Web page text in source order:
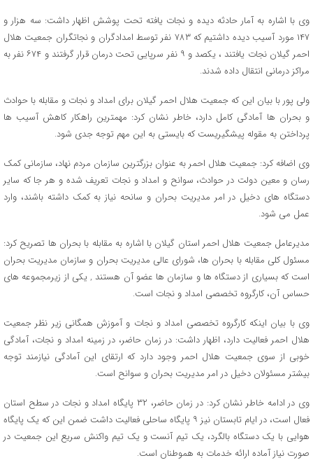
وی با اشاره به آمار حادثه دیده و نجات یافته تحت پوشش اظهار داشت: سه هزار و
۱۴۷ مورد آسیب دیده داشتیم که ۷۸۳ نفر توسط امدادگران و نجاتگران جمعیت هلال
احمر گیلان نجات یافتند ، یکصد و ۹ نفر سرپایی تحت درمان قرار گرفتند و ۶۷۴ نفر به
مراکز درمانی انتقال داده شدند.
ولی پور با بیان این که جمعیت هلال احمر گیلان برای امداد و نجات و مقابله با حوادث
و بحران ها آمادگی کامل دارد، خاطر نشان کرد: مهمترین راهکار کاهش آسیب ها
پرداختن به مقوله پیشگیریست که بایستی به این مهم توجه جدی شود.
وی اضافه کرد: جمعیت هلال احمر به عنوان بزرگترین سازمان مردم نهاد، سازمانی کمک
رسان و معین دولت در حوادث، سوانح و امداد و نجات تعریف شده و هر جا که سایر
دستگاه های دخیل در امر مدیریت بحران و سانحه نیاز به کمک داشته باشند، وارد
عمل می شود.
مدیرعامل جمعیت هلال احمر استان گیلان با اشاره به مقابله با بحران ها تصریح کرد:
مسئول کلی مقابله با بحران ها، شورای عالی مدیریت بحران و سازمان مدیریت بحران
است که بسیاری از دستگاه ها و سازمان ها عضو آن هستند , یکی از زیرمجموعه های
حساس آن، کارگروه‌ تخصصی امداد و نجات است.
وی با بیان اینکه کارگروه تخصصی امداد و نجات و آموزش همگانی زیر نظر جمعیت
هلال احمر فعالیت دارد، اظهار داشت: در زمان حاضر، در زمینه امداد و نجات، آمادگی
خوبی از سوی جمعیت هلال احمر وجود دارد که ارتقای این آمادگی نیازمند توجه
بیشتر مسئولان دخیل در امر مدیریت بحران و سوانح است.
وی در ادامه خاطر نشان کرد: در زمان حاضر، ۳۲ پایگاه امداد و نجات در سطح استان
فعال است، در ایام تابستان نیز ۹ پایگاه ساحلی فعالیت داشت ضمن این که یک پایگاه
هوایی با یک دستگاه بالگرد، یک تیم آنست و یک تیم واکنش سریع این جمعیت در
صورت نیاز آماده ارائه خدمات به هموطنان است.